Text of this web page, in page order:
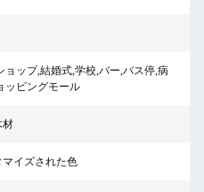
ョップ,結婚式,学校,バー,バス停,病
ッピングモール
材
マイズされた色